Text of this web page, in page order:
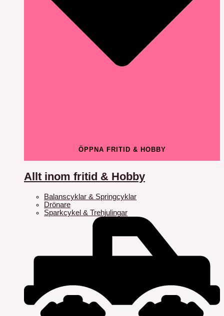
ÖPPNA FRITID & HOBBY
Allt inom fritid & Hobby
Balanscyklar & Springcyklar
Drönare
Sparkcykel & Trehjulingar